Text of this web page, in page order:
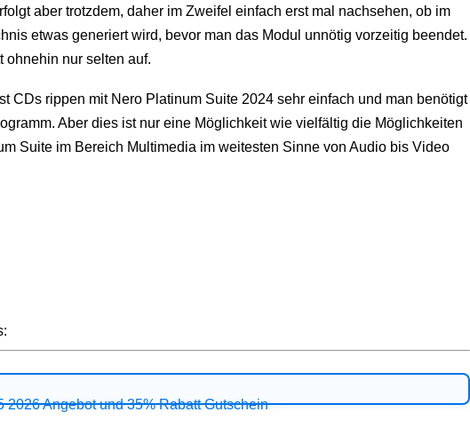
aber trotzdem, daher im Zweifel einfach erst mal nachsehen, ob im
etwas generiert wird, bevor man das Modul unnötig vorzeitig beendet.
ohnehin nur selten auf.
CDs rippen mit Nero Platinum Suite 2024 sehr einfach und man benötigt
Aber dies ist nur eine Möglichkeit wie vielfältig die Möglichkeiten
Suite im Bereich Multimedia im weitesten Sinne von Audio bis Video